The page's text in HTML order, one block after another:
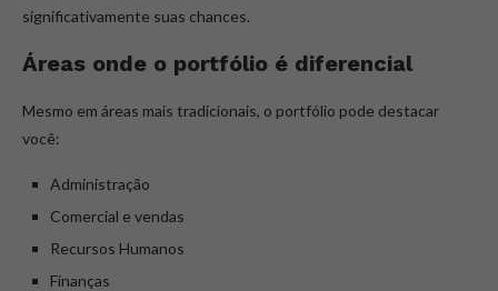
significativamente suas chances.
Áreas onde o portfólio é diferencial
Mesmo em áreas mais tradicionais, o portfólio pode destacar
você:
Administração
Comercial e vendas
Recursos Humanos
Finanças